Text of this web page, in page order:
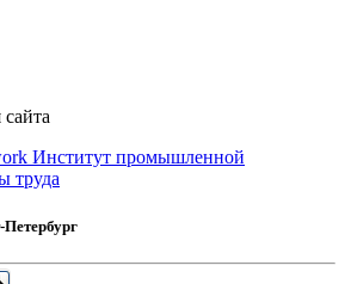
Институт промышленной
труда